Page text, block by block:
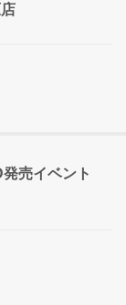
売イベント